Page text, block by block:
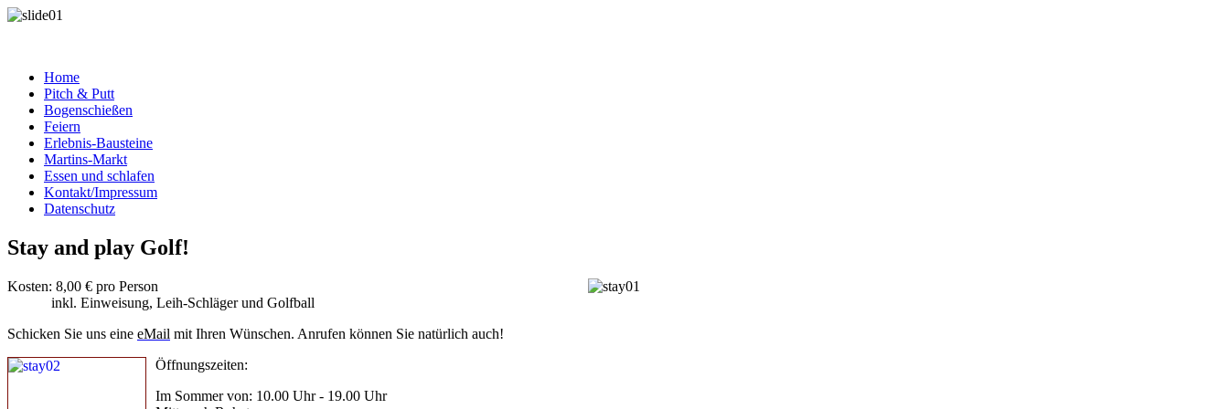
Home
Pitch & Putt
Bogenschießen
Feiern
Erlebnis-Bausteine
Martins-Markt
Essen und schlafen
Kontakt/Impressum
Datenschutz
Stay and play Golf!
Kosten: 8,00 € pro Person
inkl. Einweisung, Leih-Schläger und Golfball
Schicken Sie uns eine eMail mit Ihren Wünschen. Anrufen können Sie natürlich auch!
Öffnungszeiten:
Im Sommer von: 10.00 Uhr - 19.00 Uhr